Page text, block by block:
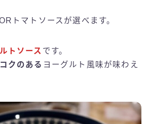
トマトソースが選べます。
トソース です。
コクのある ヨーグルト風味が味わえ